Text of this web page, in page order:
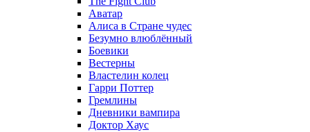
Аватар
Алиса в Стране чудес
Безумно влюблённый
Боевики
Вестерны
Властелин колец
Гарри Поттер
Гремлины
Дневники вампира
Доктор Хаус